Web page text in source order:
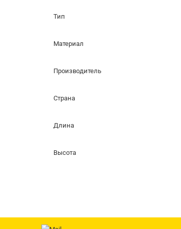
Тип
Материал
Производитель
Страна
Длина
Высота